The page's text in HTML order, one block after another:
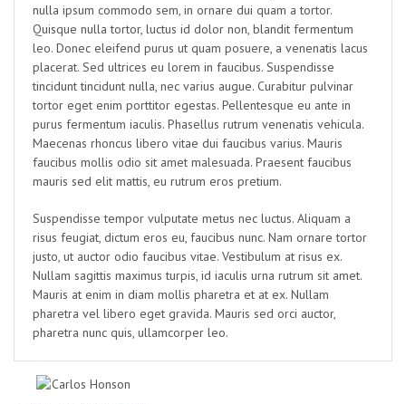
nulla ipsum commodo sem, in ornare dui quam a tortor.
Quisque nulla tortor, luctus id dolor non, blandit fermentum
leo. Donec eleifend purus ut quam posuere, a venenatis lacus
placerat. Sed ultrices eu lorem in faucibus. Suspendisse
tincidunt tincidunt nulla, nec varius augue. Curabitur pulvinar
tortor eget enim porttitor egestas. Pellentesque eu ante in
purus fermentum iaculis. Phasellus rutrum venenatis vehicula.
Maecenas rhoncus libero vitae dui faucibus varius. Mauris
faucibus mollis odio sit amet malesuada. Praesent faucibus
mauris sed elit mattis, eu rutrum eros pretium.
Suspendisse tempor vulputate metus nec luctus. Aliquam a
risus feugiat, dictum eros eu, faucibus nunc. Nam ornare tortor
justo, ut auctor odio faucibus vitae. Vestibulum at risus ex.
Nullam sagittis maximus turpis, id iaculis urna rutrum sit amet.
Mauris at enim in diam mollis pharetra et at ex. Nullam
pharetra vel libero eget gravida. Mauris sed orci auctor,
pharetra nunc quis, ullamcorper leo.